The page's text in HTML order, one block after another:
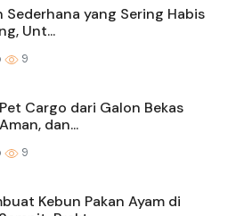
Sederhana yang Sering Habis
Unt...
9
Cargo dari Galon Bekas
dan...
9
Kebun Pakan Ayam di